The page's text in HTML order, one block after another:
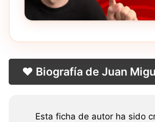
❤️ Biografía de Juan
Esta ficha de autor ha sido